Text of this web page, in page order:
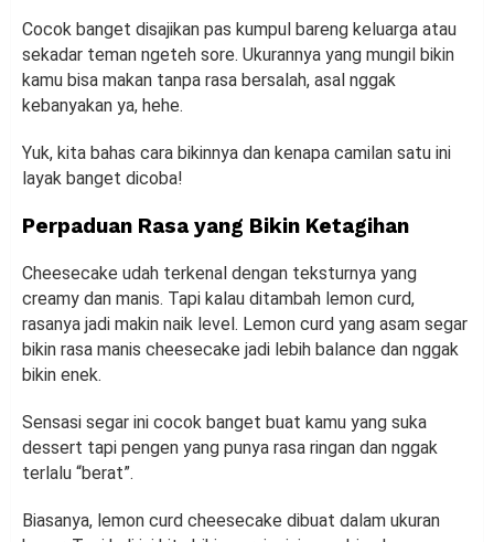
Cocok banget disajikan pas kumpul bareng keluarga atau
sekadar teman ngeteh sore. Ukurannya yang mungil bikin
kamu bisa makan tanpa rasa bersalah, asal nggak
kebanyakan ya, hehe.
Yuk, kita bahas cara bikinnya dan kenapa camilan satu ini
layak banget dicoba!
Perpaduan Rasa yang Bikin Ketagihan
Cheesecake udah terkenal dengan teksturnya yang
creamy dan manis. Tapi kalau ditambah lemon curd,
rasanya jadi makin naik level. Lemon curd yang asam segar
bikin rasa manis cheesecake jadi lebih balance dan nggak
bikin enek.
Sensasi segar ini cocok banget buat kamu yang suka
dessert tapi pengen yang punya rasa ringan dan nggak
terlalu “berat”.
Biasanya, lemon curd cheesecake dibuat dalam ukuran